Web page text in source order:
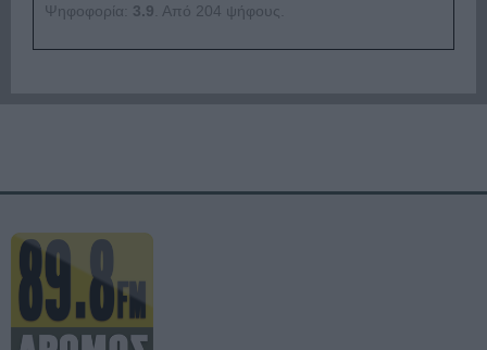
Ψηφοφορία: 3.9 . Από 204 ψήφους.